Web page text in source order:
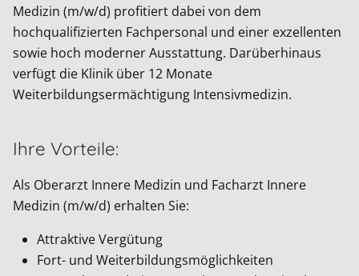
Medizin (m/w/d) profitiert dabei von dem
hochqualifizierten Fachpersonal und einer exzellenten
sowie hoch moderner Ausstattung. Darüberhinaus
verfügt die Klinik über 12 Monate
Weiterbildungsermächtigung Intensivmedizin.
Ihre Vorteile:
Als Oberarzt Innere Medizin und Facharzt Innere
Medizin (m/w/d) erhalten Sie:
Attraktive Vergütung
Fort- und Weiterbildungsmöglichkeiten